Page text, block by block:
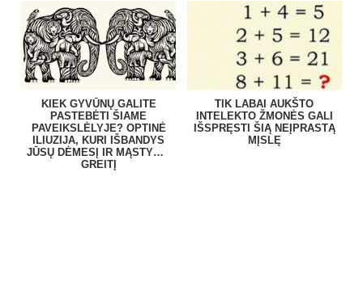
KIEK GYVŪNŲ GALITE
PASTEBĖTI ŠIAME
PAVEIKSLĖLYJE? OPTINĖ
ILIUZIJA, KURI IŠBANDYS
JŪSŲ DĖMESĮ IR MĄSTYMO
GREITĮ
TIK LABAI AUKŠTO
INTELEKTO ŽMONĖS GALI
IŠSPRĘSTI ŠIĄ NEĮPRASTĄ
MĮSLĘ